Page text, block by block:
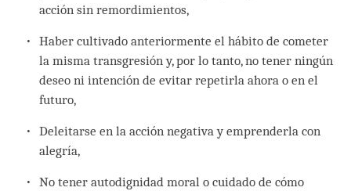
acción sin remordimientos,
Haber cultivado anteriormente el hábito de cometer
la misma transgresión y, por lo tanto, no tener ningún
deseo ni intención de evitar repetirla ahora o en el
futuro,
Deleitarse en la acción negativa y emprenderla con
alegría,
No tener autodignidad moral o cuidado de cómo